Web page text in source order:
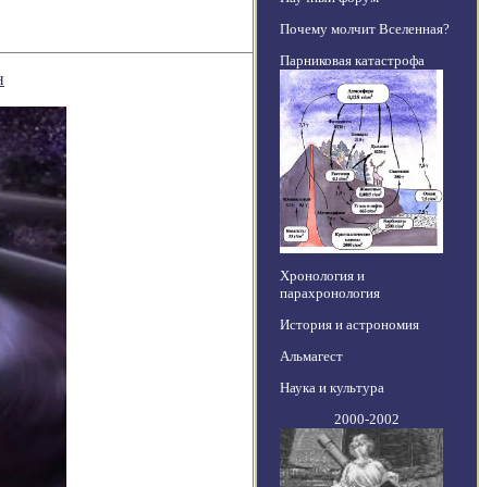
Почему молчит Вселенная?
Парниковая катастрофа
Хронология и
парахронология
История и астрономия
Альмагест
Наука и культура
2000-2002